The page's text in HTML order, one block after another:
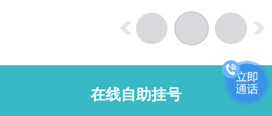
在线自助挂号